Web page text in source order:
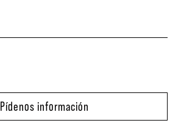
Pídenos información